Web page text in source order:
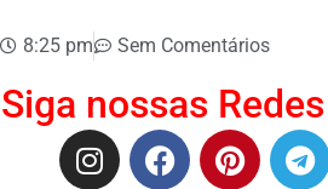
8:25 pm Sem Comentários
Siga nossas